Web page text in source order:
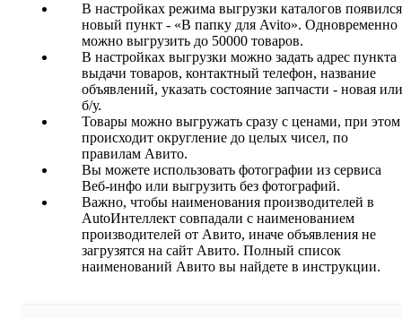
В настройках режима выгрузки каталогов появился
новый пункт - «В папку для Avito». Одновременно
можно выгрузить до 50000 товаров.
В настройках выгрузки можно задать адрес пункта
выдачи товаров, контактный телефон, название
объявлений, указать состояние запчасти - новая или
б/у.
Товары можно выгружать сразу с ценами, при этом
происходит округление до целых чисел, по
правилам Авито.
Вы можете использовать фотографии из сервиса
Веб-инфо или выгрузить без фотографий.
Важно, чтобы наименования производителей в
AutoИнтеллект совпадали с наименованием
производителей от Авито, иначе объявления не
загрузятся на сайт Авито. Полный список
наименований Авито вы найдете в инструкции.